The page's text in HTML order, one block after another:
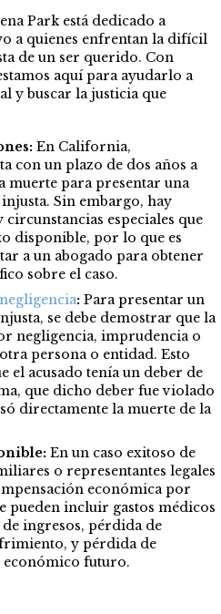
Park está dedicado a
a quienes enfrentan la difícil
de un ser querido. Con
aquí para ayudarlo a
y buscar la justicia que
En California,
con un plazo de dos años a
muerte para presentar una
Sin embargo, hay
circunstancias especiales que
disponible, por lo que es
a un abogado para obtener
sobre el caso.
: Para presentar un
se debe demostrar que la
negligencia, imprudencia o
persona o entidad. Esto
el acusado tenía un deber de
que dicho deber fue violado
directamente la muerte de la
En un caso exitoso de
o representantes legales
económica por
pueden incluir gastos médicos
ingresos, pérdida de
y pérdida de
económico futuro.